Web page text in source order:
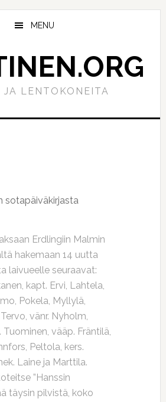
MENU
JA LENTOKONEITA
sotapäiväkirjasta
Erdlingiin Malmin
hakemaan 14 uutta
laivueelle seuraavat:
kapt. Ervi, Lahtela,
Pokela, Myllylä,
vänr. Nyholm,
vääp. Fräntilä,
Peltola, kers.
Laine ja Marttila.
”Hanssin
täysin pilvistä, koko